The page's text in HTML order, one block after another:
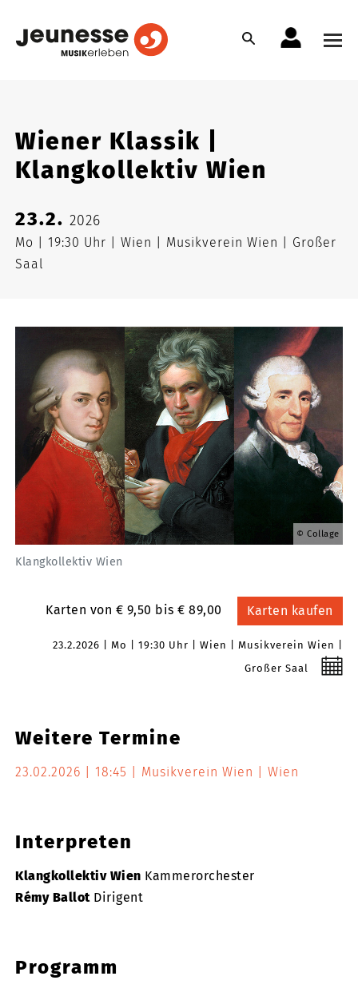
Wiener Klassik |
Klangkollektiv Wien
23.2.2026
Mo 19:30 Uhr Wien Musikverein Wien
Großer
Saal
Collage
Klangkollektiv Wien
Karten von € 9,50 bis € 89,00 Karten kaufen
23.2.2026 Mo 19:30 Uhr Wien
Musikverein Wien
Großer Saal
Weitere Termine
23.02.2026 18:45 Musikverein Wien Wien
Interpreten
Klangkollektiv Wien Kammerorchester
Rémy Ballot Dirigent
Programm